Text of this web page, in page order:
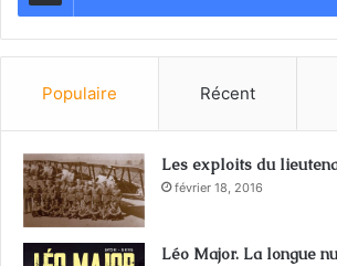
Populaire Récent
Les exploits du
février 18, 2016
Léo Major. La longue